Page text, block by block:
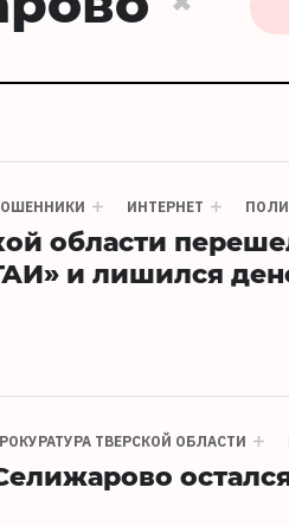
ИНТЕРНЕТ
области
и лишился
ТВЕРСКОЙ ОБЛАСТИ